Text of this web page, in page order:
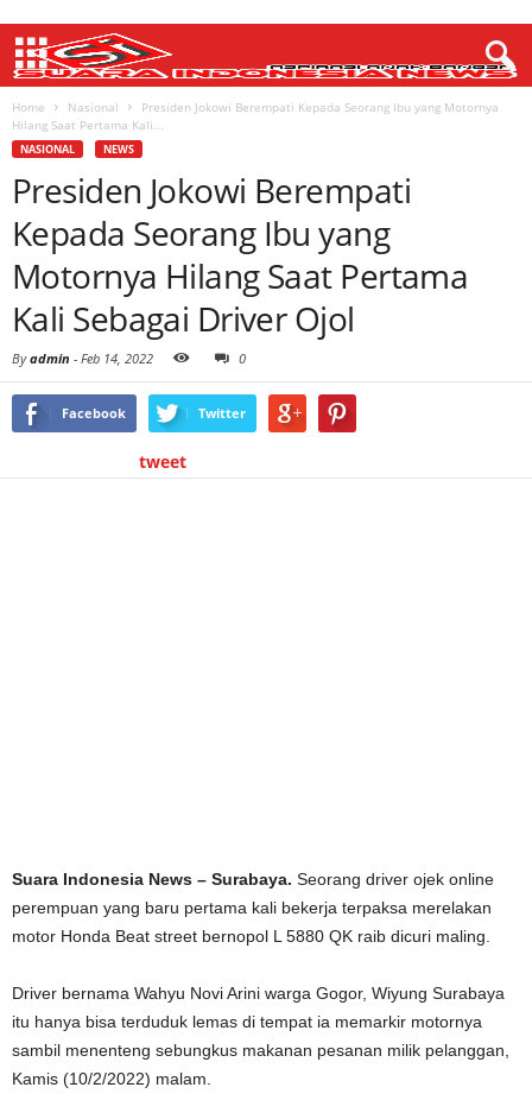
Home Nasional
Presiden Jokowi Berempati Kepada Seorang Ibu yang Motornya
Hilang Saat Pertama Kali...
NASIONAL NEWS
Presiden Jokowi Berempati
Kepada Seorang Ibu yang
Motornya Hilang Saat Pertama
Kali Sebagai Driver Ojol
Byadmin - Feb 14, 2022 0
Facebook Twitter
tweet
Suara Indonesia News – Surabaya. Seorang driver ojek online
perempuan yang baru pertama kali bekerja terpaksa merelakan
motor Honda Beat street bernopol L 5880 QK raib dicuri maling.
Driver bernama Wahyu Novi Arini warga Gogor, Wiyung Surabaya
itu hanya bisa terduduk lemas di tempat ia memarkir motornya
sambil menenteng sebungkus makanan pesanan milik pelanggan,
Kamis (10/2/2022) malam.